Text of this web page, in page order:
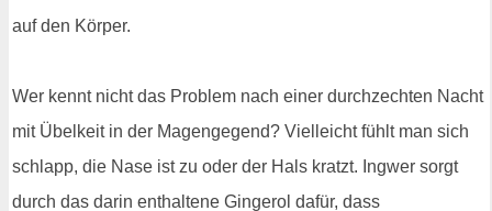
auf den Körper.
Wer kennt nicht das Problem nach einer durchzechten Nacht
mit Übelkeit in der Magengegend? Vielleicht fühlt man sich
schlapp, die Nase ist zu oder der Hals kratzt. Ingwer sorgt
durch das darin enthaltene Gingerol dafür, dass